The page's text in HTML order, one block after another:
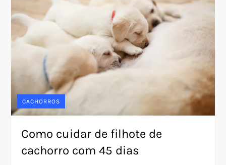
CACHORROS
Como cuidar de filhote de
cachorro com 45 dias